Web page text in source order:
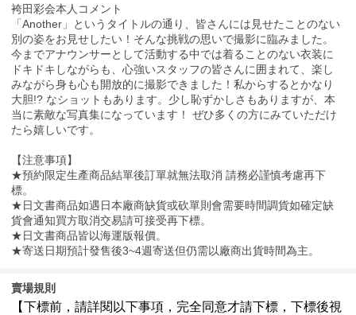
袴田彩会本人コメント
「Another」というタイトルの通り、皆さんには見せたことのない
別の姿をお見せしたい！そんな挑戦の思いで撮影に臨みました。
今までアナウンサーとして活動する中では着ることのない衣装に
ドキドキしながらも、心強いスタッフの皆さんに囲まれて、楽し
みながら身も心も開放的に撮影できました！私からするとかなり
大胆!? なショットもあります。少し恥ずかしさもありますが、本
当に素敵な写真集になっています！ ぜひ多くの方にみていただけ
たら嬉しいです。
【注意事項】
★預約限定生產商品結單後訂單就無法取消 請務必謹慎考慮再下
標。
★日文書商品如遇日本廠商缺貨或砍單則會需要時間調貨如確定缺
貨會通知買方取消交易請可接受再下標。
★日文書商品皆以海運版報價。
★寄送日期預計發售後3~4週寄送但仍需以廠商出貨時間為主。
賣場規則